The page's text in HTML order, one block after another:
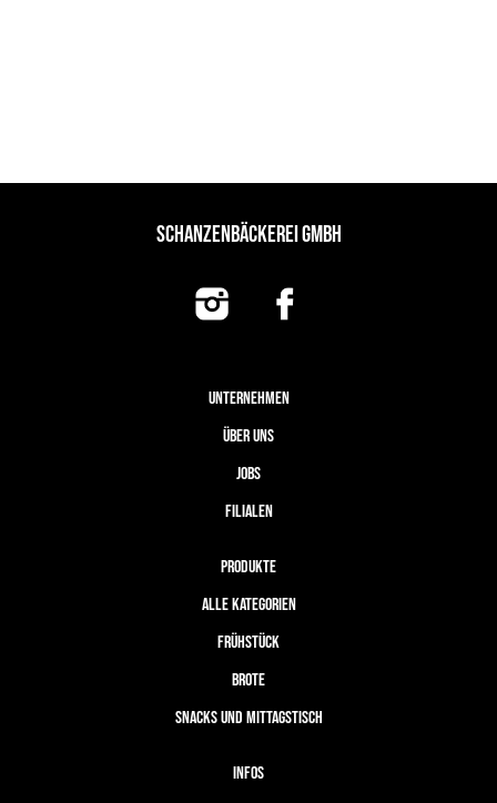
SCHANZENBÄCKEREI GMBH
UNTERNEHMEN
ÜBER UNS
JOBS
FILIALEN
PRODUKTE
ALLE KATEGORIEN
FRÜHSTÜCK
BROTE
SNACKS UND MITTAGSTISCH
INFOS